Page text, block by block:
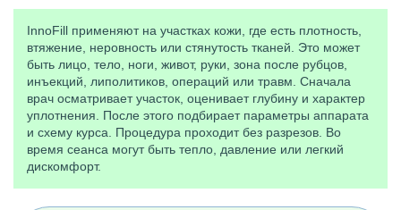
InnoFill применяют на участках кожи, где есть плотность,
втяжение, неровность или стянутость тканей. Это может
быть лицо, тело, ноги, живот, руки, зона после рубцов,
инъекций, липолитиков, операций или травм. Сначала
врач осматривает участок, оценивает глубину и характер
уплотнения. После этого подбирает параметры аппарата
и схему курса. Процедура проходит без разрезов. Во
время сеанса могут быть тепло, давление или легкий
дискомфорт.